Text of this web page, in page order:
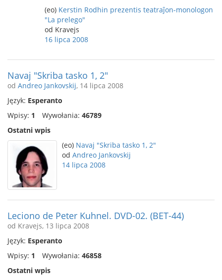
(eo) Kerstin Rodhin prezentis teatraĵon-monologon
"La prelego"
od Kravejs
16 lipca 2008
Navaj "Skriba tasko 1, 2"
od Andreo Jankovskij, 14 lipca 2008
Język: Esperanto
Wpisy: 1 Wywołania: 46789
Ostatni wpis
(eo) Navaj "Skriba tasko 1, 2"
od Andreo Jankovskij
14 lipca 2008
Leciono de Peter Kuhnel. DVD-02. (BET-44)
od Kravejs, 13 lipca 2008
Język: Esperanto
Wpisy: 1 Wywołania: 46858
Ostatni wpis